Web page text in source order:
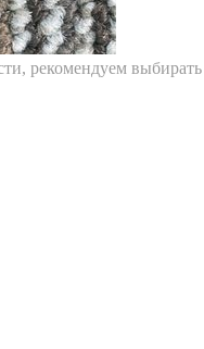
рекомендуем